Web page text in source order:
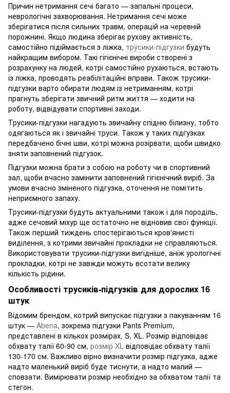
Причин нетримання сечі багато — запальні процеси,
неврологічні захворювання. Нетримання сечі може
зберігатися після сильних травм, операцій на черевній
порожнині. Якщо людина зберігає рухову активність,
самостійно підіймається з ліжка, трусики-підгузки будуть
найкращим вибором. Такі гігієнічні вироби створені з
розрахунку на людей, котрі самостійно рухаються, встають
із ліжка, проводять реабілітаційні вправи. Також трусики-
підгузки варто обирати людям із нетриманням, котрі
прагнуть зберігати звичний ритм життя — ходити на
роботу, відвідувати спортивні заходи.
Трусики-підгузки нагадують звичайну спідню білизну, тобто
одягаються як і звичайні труси. Також у таких підгузках
передбачено бічні шви, котрі можна розірвати, щоби швидко
зняти заповнений підгузок.
Підгузки можна брати з собою на роботу чи в спортивний
зал, щоби вчасно замінити заповнений гігієнічний виріб. За
умови вчасно зміненого підгузка, оточення не помітить
неприємного запаху.
Трусики-підгузки будуть актуальними також і для породіль,
адже сечовий міхур ще остаточно не відновив свої функції.
Також перший тиждень спостерігаються кров'янисті
виділення, з котрими звичайні прокладки не справляються.
Використовувати трусики-підгузки вигідніше, аніж урологічні
прокладки, котрі не завжди можуть всотати велику
кількість рідини.
Особливості трусиків-підгузків для дорослих 16
штук
Відомим брендом, котрий випускає підгузки з пакуванням 16
штук — Abena, зокрема підгузки Pants Premium,
представлені в кількох розмірах, S, XL. Розмір відповідає
обхвату талії 60-90 см, розмір XL відповідає обхвату талії
130-170 см. Важливо вірно визначити розмір підгузка, адже
надто маленький виріб буде тиснути, а надто малий —
сповзати. Вимірювати розмір необхідно за обхватом талії та
стегон.